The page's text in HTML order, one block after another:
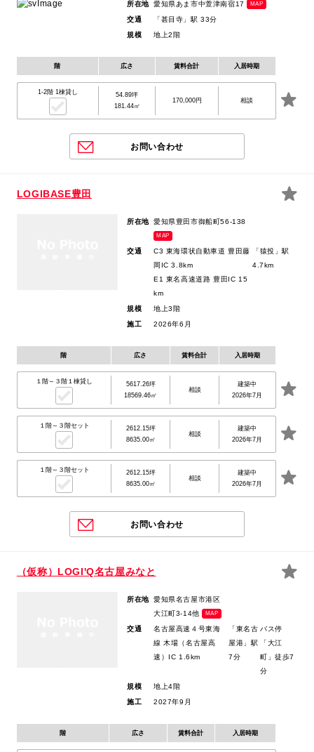
所在地 愛知県あま市中萱津南宿17 MAP
交通
「甚目寺」駅 33分
規模
地上2階
階 広さ 賃料合計 入居時期
1-2階 1棟貸し
54.89坪
181.44㎡
170,000円 相談
お問い合わせ
LOGIBASE豊田
所在地 愛知県豊田市御船町56-138
MAP
交通
C3 東海環状自動車道 豊田藤
岡IC 3.8km
E1 東名高速道路 豊田IC 15
km
「猿投」駅
4.7km
規模
地上3階
施工
2026年6月
階 広さ 賃料合計 入居時期
１階～３階１棟貸し
5617.26坪
18569.46㎡
相談
建築中
2026年7月
１階～３階セット
2612.15坪
8635.00㎡
相談
建築中
2026年7月
１階～３階セット
2612.15坪
8635.00㎡
相談
建築中
2026年7月
お問い合わせ
（仮称）LOGI'Q名古屋みなと
所在地 愛知県名古屋市港区
大江町3-14他
MAP
交通
名古屋高速４号東海
線 木場（名古屋高
速）IC 1.6km
「東名古
屋港」駅
7分
バス停
「大江
町」徒歩7
分
規模
地上4階
施工
2027年9月
階 広さ 賃料合計 入居時期